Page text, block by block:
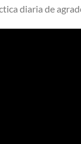
diaria de